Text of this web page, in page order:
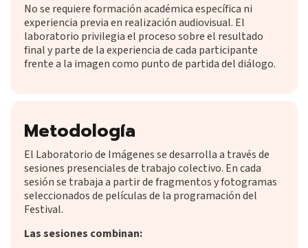
No se requiere formación académica específica ni
experiencia previa en realización audiovisual. El
laboratorio privilegia el proceso sobre el resultado
final y parte de la experiencia de cada participante
frente a la imagen como punto de partida del diálogo.
Metodología
El Laboratorio de Imágenes se desarrolla a través de
sesiones presenciales de trabajo colectivo. En cada
sesión se trabaja a partir de fragmentos y fotogramas
seleccionados de películas de la programación del
Festival.
Las sesiones combinan: